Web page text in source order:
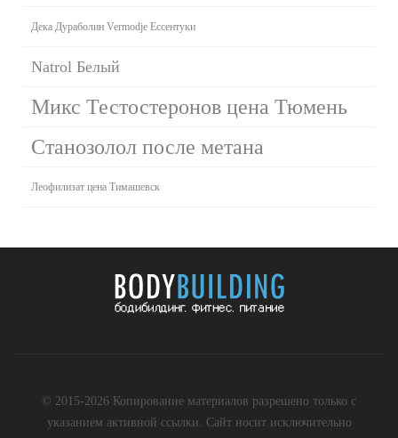
Дека Дураболин Vermodje Ессентуки
Natrol Белый
Микс Тестостеронов цена Тюмень
Станозолол после метана
Леофилизат цена Тимашевск
© 2015-2026 Копирование материалов разрешено только с
указанием активной ссылки. Сайт носит исключительно